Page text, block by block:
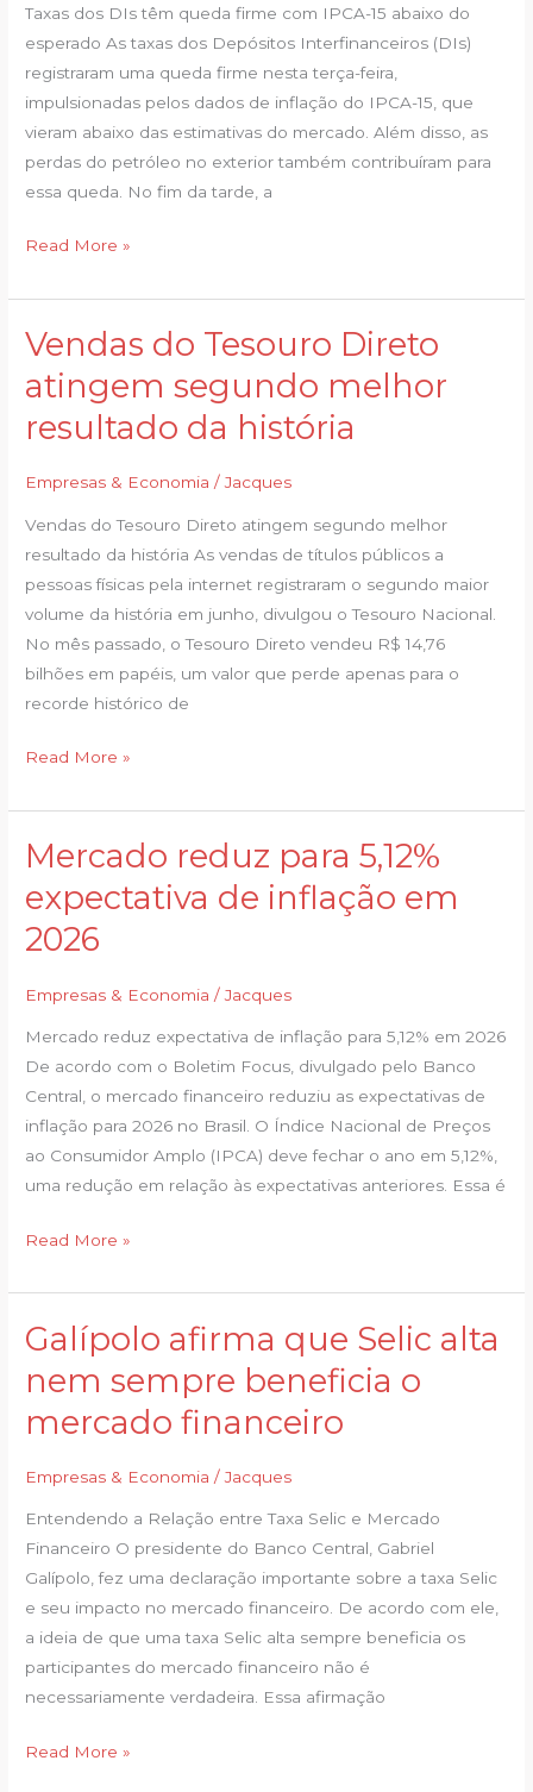
Taxas dos DIs têm queda firme com IPCA-15 abaixo do
esperado As taxas dos Depósitos Interfinanceiros (DIs)
registraram uma queda firme nesta terça-feira,
impulsionadas pelos dados de inflação do IPCA-15, que
vieram abaixo das estimativas do mercado. Além disso, as
perdas do petróleo no exterior também contribuíram para
essa queda. No fim da tarde, a
abaixo
do
esperado
Read More »
Vendas do Tesouro Direto
atingem segundo melhor
resultado da história
Empresas & Economia /Jacques
Vendas do Tesouro Direto atingem segundo melhor
resultado da história As vendas de títulos públicos a
pessoas físicas pela internet registraram o segundo maior
volume da história em junho, divulgou o Tesouro Nacional.
No mês passado, o Tesouro Direto vendeu R$ 14,76
bilhões em papéis, um valor que perde apenas para o
recorde histórico de
Vendas
Tesouro
Direto
segundo
melhor
resultado
história
Read More »
Mercado reduz para 5,12%
expectativa de inflação em
2026
Empresas & Economia /Jacques
Mercado reduz expectativa de inflação para 5,12% em 2026
De acordo com o Boletim Focus, divulgado pelo Banco
Central, o mercado financeiro reduziu as expectativas de
inflação para 2026 no Brasil. O Índice Nacional de Preços
ao Consumidor Amplo (IPCA) deve fechar o ano em 5,12%,
uma redução em relação às expectativas anteriores. Essa é
Mercado
para
5,12%
de
inflação
em
2026
Read More »
Galípolo afirma que Selic alta
nem sempre beneficia o
mercado financeiro
Empresas & Economia /Jacques
Entendendo a Relação entre Taxa Selic e Mercado
Financeiro O presidente do Banco Central, Gabriel
Galípolo, fez uma declaração importante sobre a taxa Selic
e seu impacto no mercado financeiro. De acordo com ele,
a ideia de que uma taxa Selic alta sempre beneficia os
participantes do mercado financeiro não é
necessariamente verdadeira. Essa afirmação
Galípolo
que
Selic
nem
sempre
beneficia
o
mercado
financeiro
Read More »